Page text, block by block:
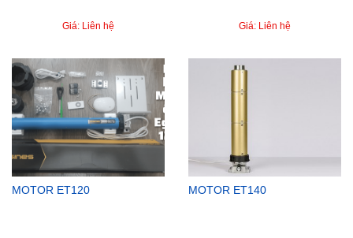
Giá: Liên hệ Giá: Liên hệ
MOTOR ET120 MOTOR ET140